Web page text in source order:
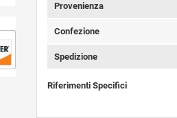
Provenienza
Confezione
Spedizione
Riferimenti Specifici